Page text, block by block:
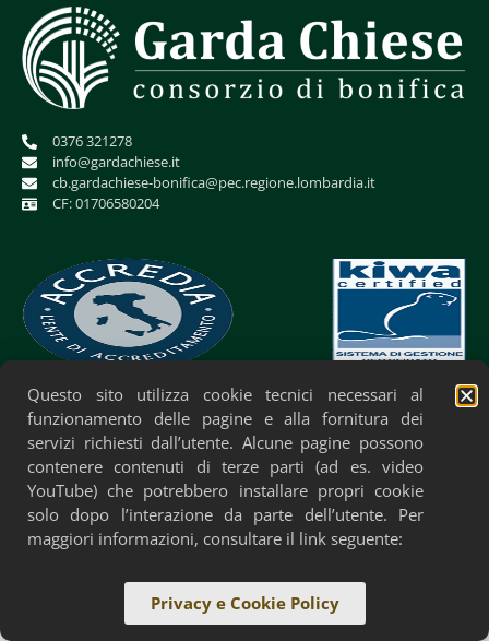
0376 321278
info@gardachiese.it
cb.gardachiese-bonifica@pec.regione.lombardia.it
CF: 01706580204
Privacy Policy Cookie Policy Accessibilità
Questo sito utilizza cookie tecnici necessari al
funzionamento delle pagine e alla fornitura dei
servizi richiesti dall’utente. Alcune pagine possono
contenere contenuti di terze parti (ad es. video
YouTube) che potrebbero installare propri cookie
solo dopo l’interazione da parte dell’utente. Per
maggiori informazioni, consultare il link seguente:
Privacy e Cookie Policy